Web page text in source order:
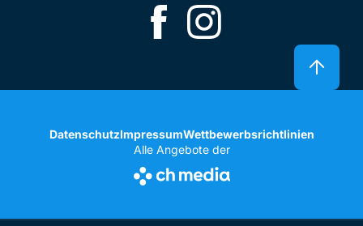
DatenschutzImpressumWettbewerbsrichtlinien
Alle Angebote der